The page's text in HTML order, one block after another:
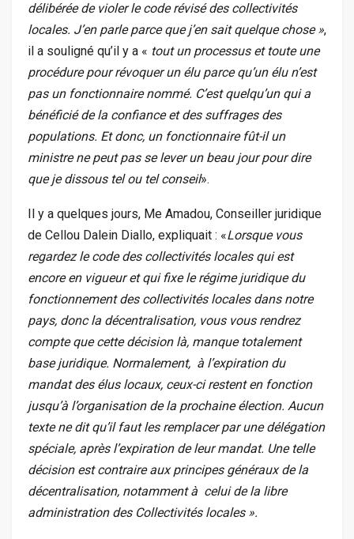
délibérée de violer le code révisé des collectivités
locales. J’en parle parce que j’en sait quelque chose »,
il a souligné qu’il y a « tout un processus et toute une
procédure pour révoquer un élu parce qu’un élu n’est
pas un fonctionnaire nommé. C’est quelqu’un qui a
bénéficié de la confiance et des suffrages des
populations. Et donc, un fonctionnaire fût-il un
ministre ne peut pas se lever un beau jour pour dire
que je dissous tel ou tel conseil».
Il y a quelques jours, Me Amadou, Conseiller juridique
de Cellou Dalein Diallo, expliquait : «Lorsque vous
regardez le code des collectivités locales qui est
encore en vigueur et qui fixe le régime juridique du
fonctionnement des collectivités locales dans notre
pays, donc la décentralisation, vous vous rendrez
compte que cette décision là, manque totalement
base juridique. Normalement, à l’expiration du
mandat des élus locaux, ceux-ci restent en fonction
jusqu’à l’organisation de la prochaine élection. Aucun
texte ne dit qu’il faut les remplacer par une délégation
spéciale, après l’expiration de leur mandat. Une telle
décision est contraire aux principes généraux de la
décentralisation, notamment à celui de la libre
administration des Collectivités locales ».